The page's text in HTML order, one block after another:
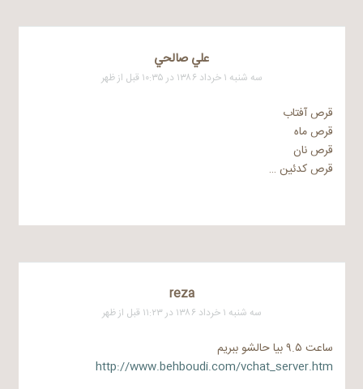
علي صالحي
سه شنبه ۱ خرداد ۱۳۸۶ در ۱۰:۳۵ قبل از ظهر
قرص آفتاب
قرص ماه
قرص نان
قرص کدئین …
reza
سه شنبه ۱ خرداد ۱۳۸۶ در ۱۱:۲۳ قبل از ظهر
ساعت ۹.۵ بیا حالشو ببریم
http://www.behboudi.com/vchat_server.htm